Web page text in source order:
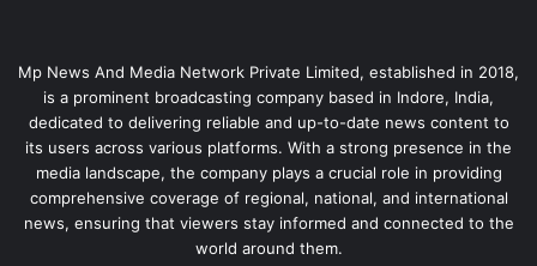
Mp News And Media Network Private Limited, established in 2018,
is a prominent broadcasting company based in Indore, India,
dedicated to delivering reliable and up-to-date news content to
its users across various platforms. With a strong presence in the
media landscape, the company plays a crucial role in providing
comprehensive coverage of regional, national, and international
news, ensuring that viewers stay informed and connected to the
world around them.